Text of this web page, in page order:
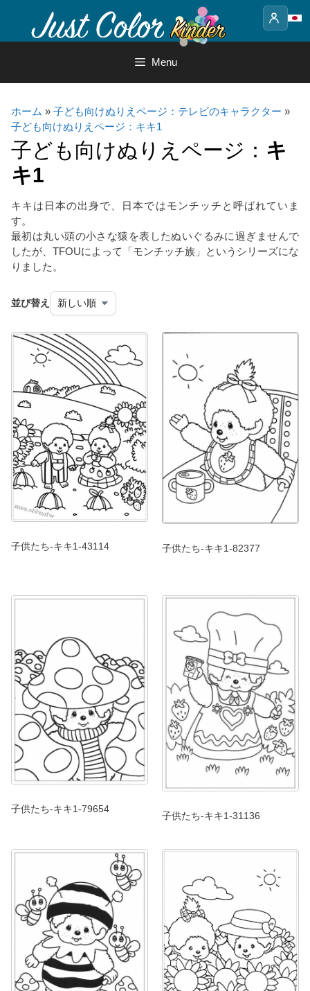
content
Menu
ホーム » 子ども向けぬりえページ：テレビのキャラクター »
子ども向けぬりえページ：キキ1
子ども向けぬりえページ： キ
キ1
キキは日本の出身で、日本ではモンチッチと呼ばれていま
す。
最初は丸い頭の小さな猿を表したぬいぐるみに過ぎませんで
したが、TFOUによって「モンチッチ族」というシリーズにな
りました。
並び替え
子供たち-キキ1-43114 子供たち-キキ1-82377
子供たち-キキ1-79654
子供たち-キキ1-31136